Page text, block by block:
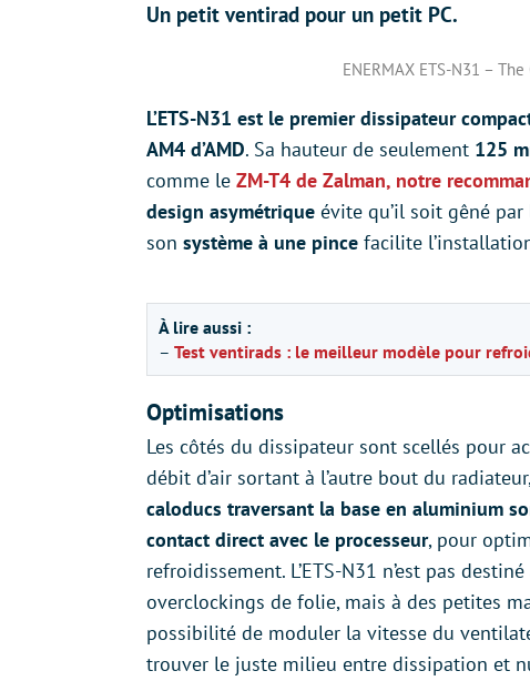
Un petit ventirad pour un petit PC.
ENERMAX ETS-N31 –
L’ETS-N31 est le premier dissipateur
AM4 d’AMD. Sa hauteur de seulement 125
comme le ZM-T4 de Zalman, notre
design asymétrique évite qu’il soit gêné
son système à une pince facilite
À lire aussi :
– Test ventirads : le meilleur modèle pour
Optimisations
Les côtés du dissipateur sont scellés pour
débit d’air sortant à l’autre bout du
caloducs traversant la base en aluminium
contact direct avec le processeur, pour
refroidissement. L’ETS-N31 n’est pas
overclockings de folie, mais à des petites
possibilité de moduler la vitesse du
trouver le juste milieu entre dissipation et